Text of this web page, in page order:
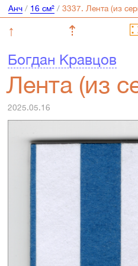
Анч/ 16 см²/
↑ ⇡
Богдан Кравцов
Лента (из
2025.05.16